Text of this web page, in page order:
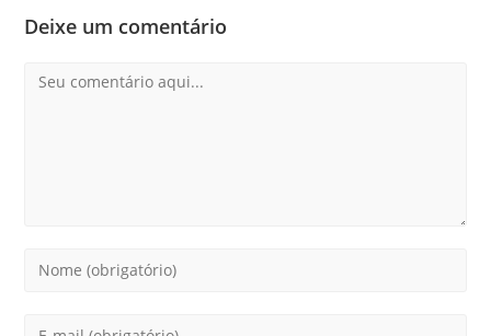
Deixe um comentário